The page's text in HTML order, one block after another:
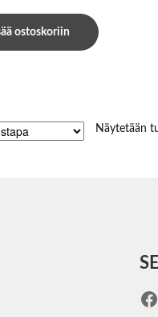
ostoskoriin
Näytetään